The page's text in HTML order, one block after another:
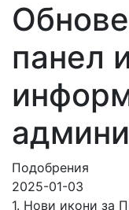
панел
админи
Подобрения
2025-01-03
1. Нови икони за